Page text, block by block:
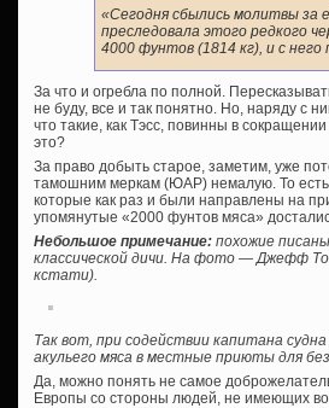
«Сегодня сбылись молитвы за
преследовала этого редкого
4000 фунтов (1814 кг), и с
За что и огребла по полной.
не буду, все и так понятно. Но, наряду с
что такие, как Тэсс, повинны в
это?
За право добыть старое, заметим, уже
тамошним меркам (ЮАР) немалую. То есть
которые как раз и были направлены на
упомянутые «2000 фунтов мяса»
Небольшое примечание: похожие
классической дичи. На фото — Джефф
кстати).
Так вот, при содействии капитана
акульего мяса в местные приюты для
Да, можно понять не самое
Европы со стороны людей, не имеющих